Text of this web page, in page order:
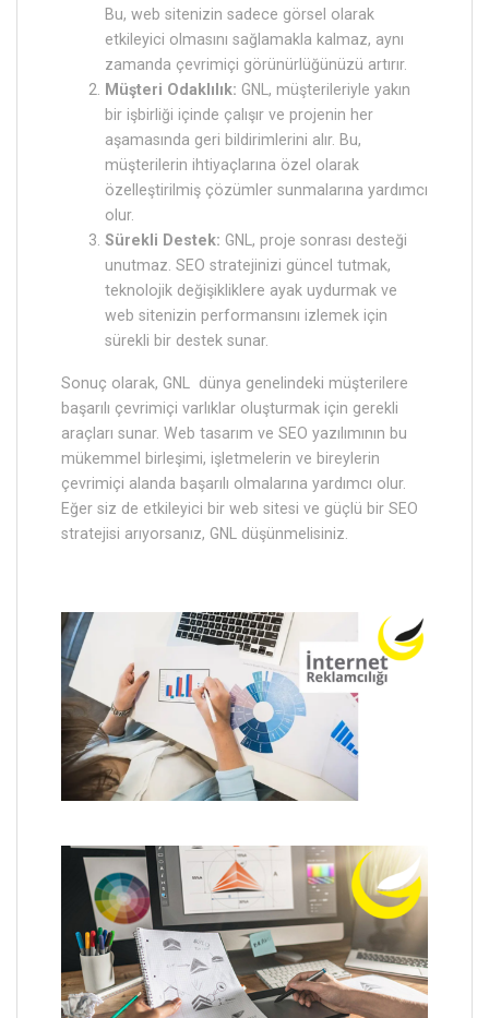
Bu, web sitenizin sadece görsel olarak
etkileyici olmasını sağlamakla kalmaz, aynı
zamanda çevrimiçi görünürlüğünüzü artırır.
Müşteri Odaklılık: GNL, müşterileriyle yakın
bir işbirliği içinde çalışır ve projenin her
aşamasında geri bildirimlerini alır. Bu,
müşterilerin ihtiyaçlarına özel olarak
özelleştirilmiş çözümler sunmalarına yardımcı
olur.
Sürekli Destek: GNL, proje sonrası desteği
unutmaz. SEO stratejinizi güncel tutmak,
teknolojik değişikliklere ayak uydurmak ve
web sitenizin performansını izlemek için
sürekli bir destek sunar.
Sonuç olarak, GNL dünya genelindeki müşterilere
başarılı çevrimiçi varlıklar oluşturmak için gerekli
araçları sunar. Web tasarım ve SEO yazılımının bu
mükemmel birleşimi, işletmelerin ve bireylerin
çevrimiçi alanda başarılı olmalarına yardımcı olur.
Eğer siz de etkileyici bir web sitesi ve güçlü bir SEO
stratejisi arıyorsanız, GNL düşünmelisiniz.